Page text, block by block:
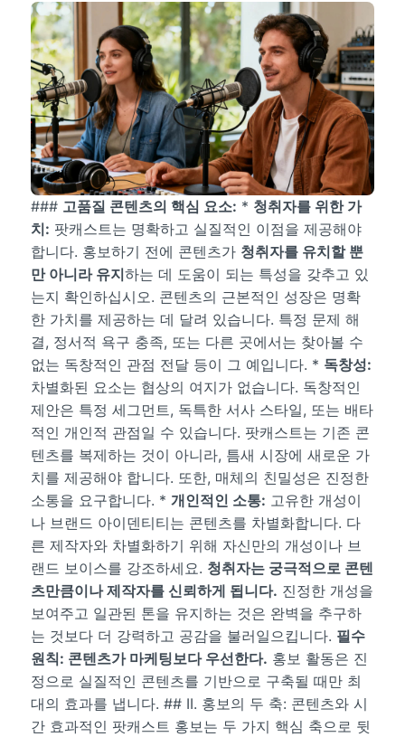
### 고품질 콘텐츠의 핵심 요소: * 청취자를 위한 가
치: 팟캐스트는 명확하고 실질적인 이점을 제공해야
합니다. 홍보하기 전에 콘텐츠가 청취자를 유치할 뿐
만 아니라 유지하는 데 도움이 되는 특성을 갖추고 있
는지 확인하십시오. 콘텐츠의 근본적인 성장은 명확
한 가치를 제공하는 데 달려 있습니다. 특정 문제 해
결, 정서적 욕구 충족, 또는 다른 곳에서는 찾아볼 수
없는 독창적인 관점 전달 등이 그 예입니다. * 독창성:
차별화된 요소는 협상의 여지가 없습니다. 독창적인
제안은 특정 세그먼트, 독특한 서사 스타일, 또는 배타
적인 개인적 관점일 수 있습니다. 팟캐스트는 기존 콘
텐츠를 복제하는 것이 아니라, 틈새 시장에 새로운 가
치를 제공해야 합니다. 또한, 매체의 친밀성은 진정한
소통을 요구합니다. * 개인적인 소통: 고유한 개성이
나 브랜드 아이덴티티는 콘텐츠를 차별화합니다. 다
른 제작자와 차별화하기 위해 자신만의 개성이나 브
랜드 보이스를 강조하세요. 청취자는 궁극적으로 콘텐
츠만큼이나 제작자를 신뢰하게 됩니다. 진정한 개성을
보여주고 일관된 톤을 유지하는 것은 완벽을 추구하
는 것보다 더 강력하고 공감을 불러일으킵니다. 필수
원칙: 콘텐츠가 마케팅보다 우선한다. 홍보 활동은 진
정으로 실질적인 콘텐츠를 기반으로 구축될 때만 최
대의 효과를 냅니다. ## II. 홍보의 두 축: 콘텐츠와 시
간 효과적인 팟캐스트 홍보는 두 가지 핵심 축으로 뒷